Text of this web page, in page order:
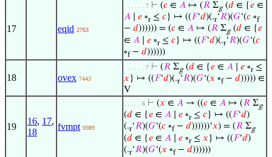
17 eqid 2763
. . . . . . 7 ⊢ (𝑐 ∈ 𝐴 ↦ (𝑅 Σg(𝑑 ∈ {𝑒 ∈
𝐴
𝑒 ∘r≤ 𝑐} ↦ ((𝐹‘𝑑)(.r‘𝑅)(𝐺‘(𝑐 ∘f
− 𝑑)))))) = (𝑐 ∈ 𝐴 ↦ (𝑅 Σg(𝑑 ∈ {𝑒
∈ 𝐴 𝑒 ∘r≤ 𝑐} ↦ ((𝐹‘𝑑)(.r‘𝑅)(𝐺‘(𝑐
∘f− 𝑑))))))
18 ovex 7443
. . . . . . 7 ⊢ (𝑅 Σg(𝑑 ∈ {𝑒 ∈ 𝐴 𝑒 ∘r≤
𝑥 } ↦ ((𝐹‘𝑑)(.r‘𝑅)(𝐺‘(𝑥 ∘f− 𝑑))))) ∈
V
19
16, 17,
18
fvmpt 6989
. . . . . 6 ⊢ (𝑥 ∈ 𝐴 → ((𝑐 ∈ 𝐴 ↦ (𝑅 Σg
(𝑑 ∈ {𝑒 ∈ 𝐴 𝑒 ∘r≤ 𝑐} ↦ ((𝐹‘𝑑)
(.r‘𝑅)(𝐺‘(𝑐 ∘f− 𝑑))))))‘𝑥) = (𝑅 Σg
(𝑑 ∈ {𝑒 ∈ 𝐴 𝑒 ∘r≤ 𝑥} ↦ ((𝐹‘𝑑)
(.r‘𝑅)(𝐺‘(𝑥 ∘f− 𝑑))))))